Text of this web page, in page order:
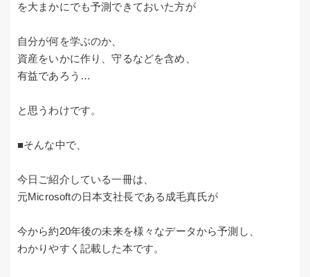
を大まかにでも予測できておいた方が
自分が何を学ぶのか、
資産をいかに作り、守るなどを含め、
有益であろう…
と思うわけです。
■そんな中で、
今日ご紹介している一冊は、
元Microsoftの日本支社長である成毛真氏が
今から約20年後の未来を様々なデータから予測し、
わかりやすく記載した本です。